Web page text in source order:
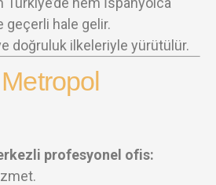
geçerli hale gelir.
doğruluk ilkeleriyle yürütülür.
profesyonel ofis: